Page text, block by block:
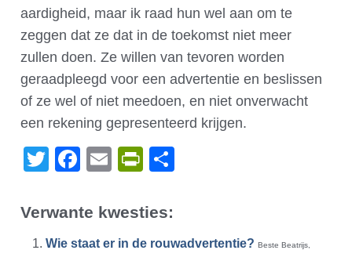
aardigheid, maar ik raad hun wel aan om te
zeggen dat ze dat in de toekomst niet meer
zullen doen. Ze willen van tevoren worden
geraadpleegd voor een advertentie en beslissen
of ze wel of niet meedoen, en niet onverwacht
een rekening gepresenteerd krijgen.
TwitterFacebook
EmailPrintFriendly
Verwante kwesties:
Wie staat er in de rouwadvertentie? Beste Beatrijs,